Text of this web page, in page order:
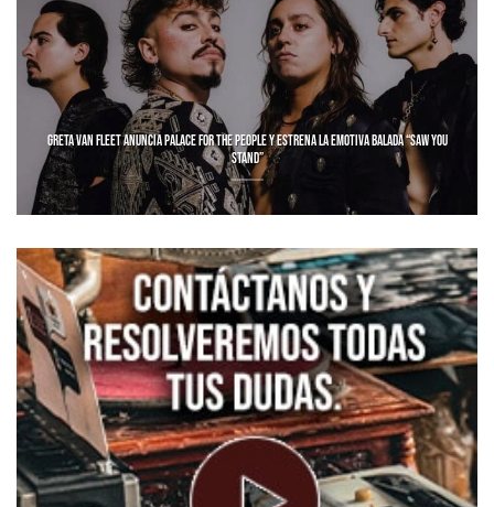
GRETA VAN FLEET ANUNCIA PALACE FOR THE PEOPLE Y ESTRENA LA EMOTIVA BALADA “SAW YOU
STAND”